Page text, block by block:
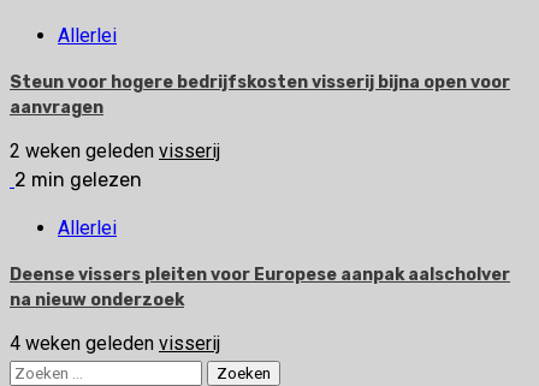
Allerlei
Steun voor hogere bedrijfskosten visserij bijna open voor
aanvragen
2 weken geleden visserij
2 min gelezen
Allerlei
Deense vissers pleiten voor Europese aanpak aalscholver
na nieuw onderzoek
4 weken geleden visserij
Zoeken